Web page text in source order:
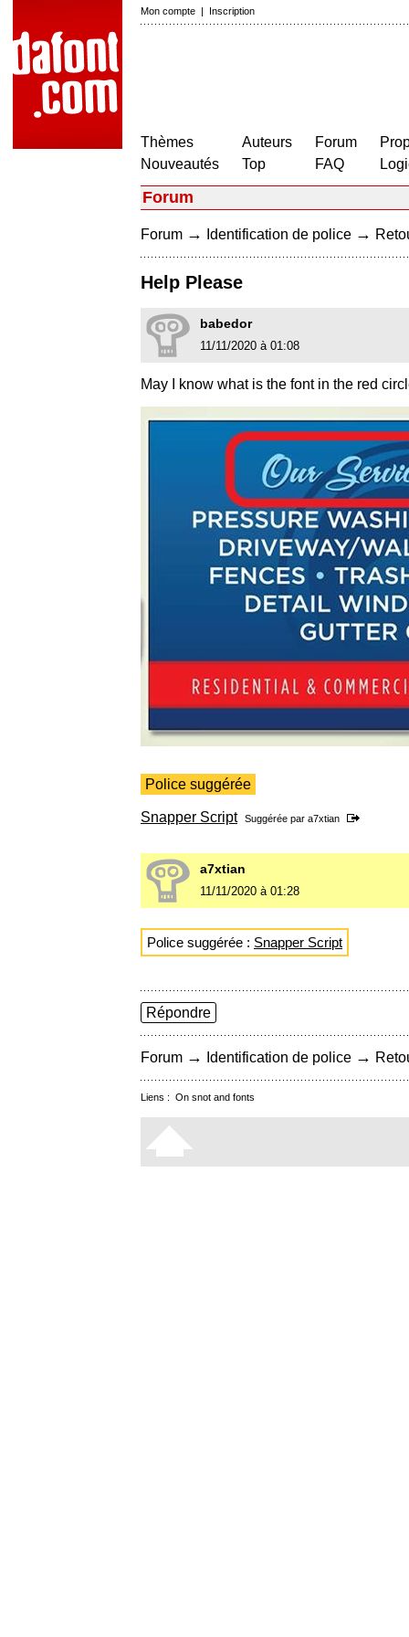
Mon compte | Inscription
Thèmes
Nouveautés
Auteurs
Top
Forum
FAQ
Forum
Forum → Identification de police →
Help Please
babedor
11/11/2020 à 01:08
May I know what is the font in the red
Police suggérée
Snapper Script Suggérée par a7xtian
a7xtian
11/11/2020 à 01:28
Police suggérée : Snapper Script
Répondre
Forum → Identification de police →
Liens : On snot and fonts